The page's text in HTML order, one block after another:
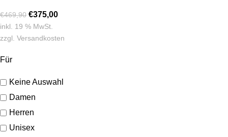
Für
Keine Auswahl
Damen
Herren
Unisex
€469,90 €375,00
inkl. 19 % MwSt.
zzgl. Versandkosten